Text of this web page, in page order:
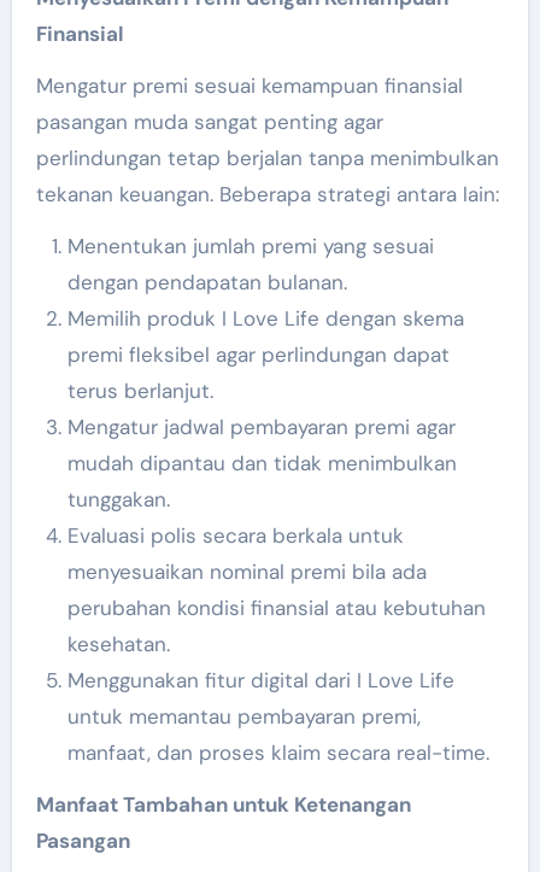
Finansial
Mengatur premi sesuai kemampuan finansial
pasangan muda sangat penting agar
perlindungan tetap berjalan tanpa menimbulkan
tekanan keuangan. Beberapa strategi antara lain:
Menentukan jumlah premi yang sesuai
dengan pendapatan bulanan.
Memilih produk I Love Life dengan skema
premi fleksibel agar perlindungan dapat
terus berlanjut.
Mengatur jadwal pembayaran premi agar
mudah dipantau dan tidak menimbulkan
tunggakan.
Evaluasi polis secara berkala untuk
menyesuaikan nominal premi bila ada
perubahan kondisi finansial atau kebutuhan
kesehatan.
Menggunakan fitur digital dari I Love Life
untuk memantau pembayaran premi,
manfaat, dan proses klaim secara real-time.
Manfaat Tambahan untuk Ketenangan
Pasangan